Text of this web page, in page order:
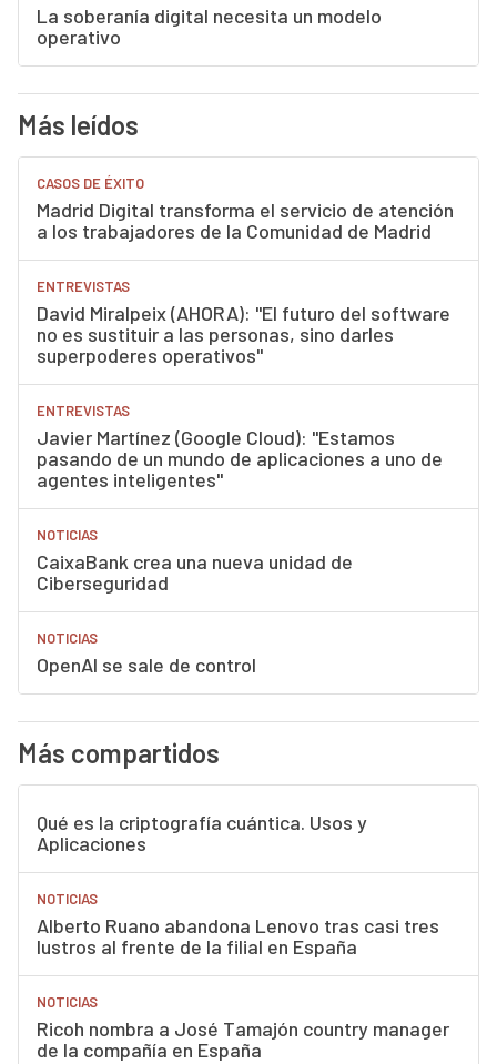
La soberanía digital necesita un modelo
operativo
Más leídos
CASOS DE ÉXITO
Madrid Digital transforma el servicio de atención
a los trabajadores de la Comunidad de Madrid
ENTREVISTAS
David Miralpeix (AHORA): "El futuro del software
no es sustituir a las personas, sino darles
superpoderes operativos"
ENTREVISTAS
Javier Martínez (Google Cloud): "Estamos
pasando de un mundo de aplicaciones a uno de
agentes inteligentes"
NOTICIAS
CaixaBank crea una nueva unidad de
Ciberseguridad
NOTICIAS
OpenAI se sale de control
Más compartidos
Qué es la criptografía cuántica. Usos y
Aplicaciones
NOTICIAS
Alberto Ruano abandona Lenovo tras casi tres
lustros al frente de la filial en España
NOTICIAS
Ricoh nombra a José Tamajón country manager
de la compañía en España